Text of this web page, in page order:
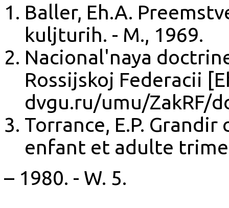
Baller, Eh.A.
kuljturih. - M., 1969.
Nacional'naya
Rossijskoj Federacii
dvgu.ru/umu/ZakRF/
Torrance, E.P.
enfant et adulte
– 1980. - W. 5.